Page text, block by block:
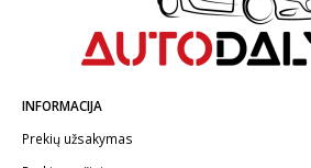
INFORMACIJA
Prekių užsakymas